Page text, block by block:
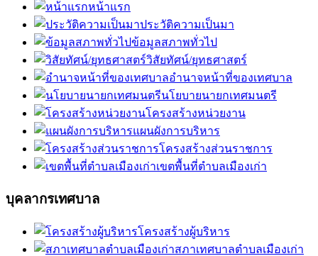
หน้าแรก
ประวัติความเป็นมา
ข้อมูลสภาพทั่วไป
วิสัยทัศน์/ยุทธศาสตร์
อำนาจหน้าที่ของเทศบาล
นโยบายนายกเทศมนตรี
โครงสร้างหน่วยงาน
แผนผังการบริหาร
โครงสร้างส่วนราชการ
เขตพื้นที่ตำบลเมืองเก่า
บุคลากรเทศบาล
โครงสร้างผู้บริหาร
สภาเทศบาลตำบลเมืองเก่า